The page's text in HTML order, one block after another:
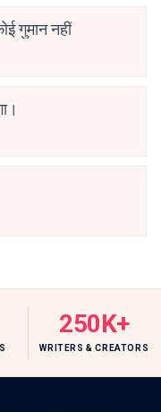
गुमान नहीं
250K+
WRITERS & CREATORS